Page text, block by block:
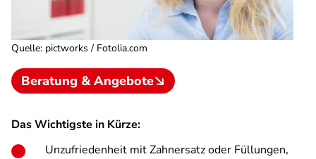
Quelle: pictworks / Fotolia.com
Beratung & Angebote
Das Wichtigste in Kürze:
Unzufriedenheit mit Zahnersatz oder Füllungen,